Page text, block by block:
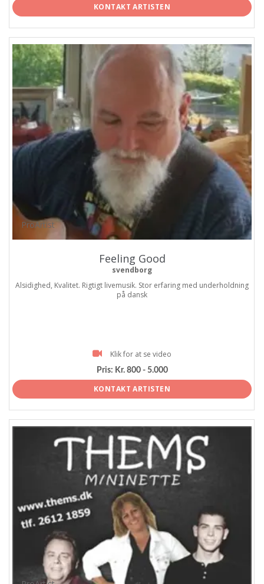
KONTAKT ARTISTEN
ProArtist
Feeling Good
svendborg
Alsidighed, Kvalitet. Rigtigt livemusik. Stor erfaring med underholdning
på dansk
Klik for at se video
Pris: Kr. 800 - 5.000
KONTAKT ARTISTEN